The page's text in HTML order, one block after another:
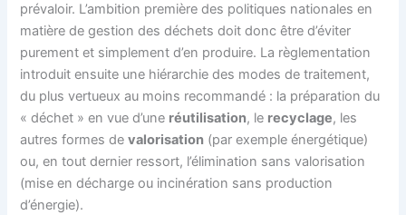
prévaloir. L’ambition première des politiques nationales en
matière de gestion des déchets doit donc être d’éviter
purement et simplement d’en produire. La règlementation
introduit ensuite une hiérarchie des modes de traitement,
du plus vertueux au moins recommandé : la préparation du
« déchet » en vue d’une réutilisation, le recyclage, les
autres formes devalorisation (par exemple énergétique)
ou, en tout dernier ressort, l’élimination sans valorisation
(mise en décharge ou incinération sans production
d’énergie).